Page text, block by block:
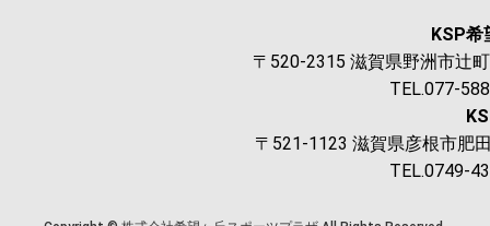
KSP希
〒520-2315 滋賀県野洲市辻
TEL.077-
〒521-1123 滋賀県彦根市肥
TEL.0749-